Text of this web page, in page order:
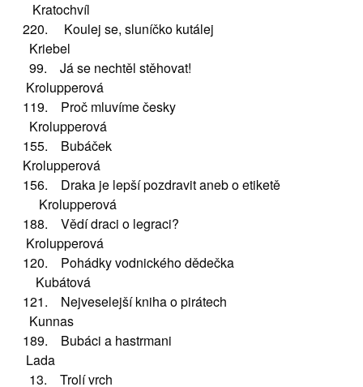
Kratochvíl
220. Koulej se, sluníčko kutálej
Kriebel
99. Já se nechtěl stěhovat!
Krolupperová
119. Proč mluvíme česky
Krolupperová
155. Bubáček
Krolupperová
156. Draka je lepší pozdravit aneb o etiketě
Krolupperová
188. Vědí draci o legraci?
Krolupperová
120. Pohádky vodnického dědečka
Kubátová
121. Nejveselejší kniha o pirátech
Kunnas
189. Bubáci a hastrmani
Lada
13. Trolí vrch